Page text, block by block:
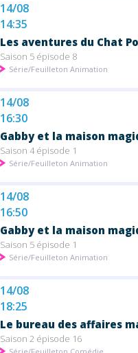
14/08
14:35
Les aventures du Chat
Saison 5 épisode 8
Série/Feuilleton Animation
14/08
16:30
Gabby et la maison
Saison 4 épisode 1
Série/Feuilleton Animation
14/08
16:50
Gabby et la maison
Saison 5 épisode 1
Série/Feuilleton Animation
14/08
18:25
Le bureau des affaires
Saison 2 épisode 16